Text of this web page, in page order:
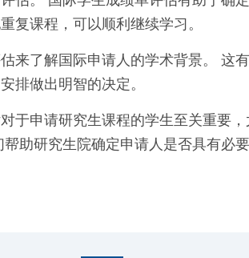
复课程，可以顺利继续学习。
来了解国际申请人的学术背景。 这
排做出明智的决定。
于申请研究生课程的学生至关重要
助研究生院确定申请人是否具有必